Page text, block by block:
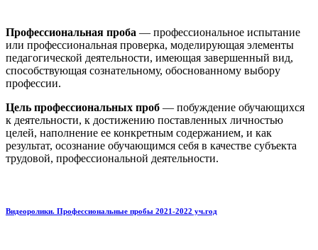
Профессиональная проба — профессиональное испытание
или профессиональная проверка, моделирующая элементы
педагогической деятельности, имеющая завершенный вид,
способствующая сознательному, обоснованному выбору
профессии.
Цель профессиональных проб — побуждение обучающихся
к деятельности, к достижению поставленных личностью
целей, наполнение ее конкретным содержанием, и как
результат, осознание обучающимся себя в качестве субъекта
трудовой, профессиональной деятельности.
Видеоролики. Профессиональные пробы 2021-2022 уч.год